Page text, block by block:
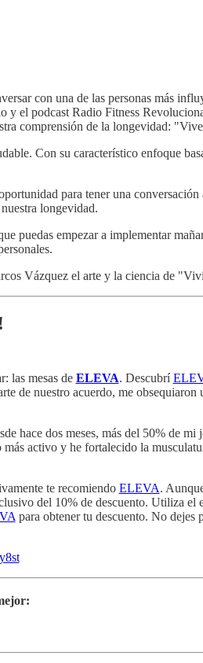
con una de las personas más
el podcast Radio Fitness
comprensión de la longevidad:
Con su característico enfoque
para tener una
longevidad.
puedas empezar a implementar
Vázquez el arte y la ciencia de
las mesas de ELEVA. Descubrí
de nuestro acuerdo, me obsequiaron
hace dos meses, más del 50% de
activo y he fortalecido la
te recomiendo ELEVA.
del 10% de descuento. Utiliza el
para obtener tu descuento. No dejes